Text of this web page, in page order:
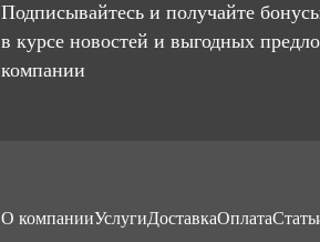
Подписывайтесь и получайте
в курсе новостей и выгодных
компании
О компанииУслугиДоставкаОплата